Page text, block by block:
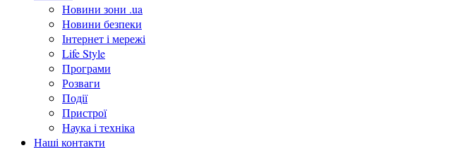
Новини зони .ua
Новини безпеки
Інтернет і мережі
Life Style
Програми
Розваги
Події
Пристрої
Наука і техніка
Наші контакти